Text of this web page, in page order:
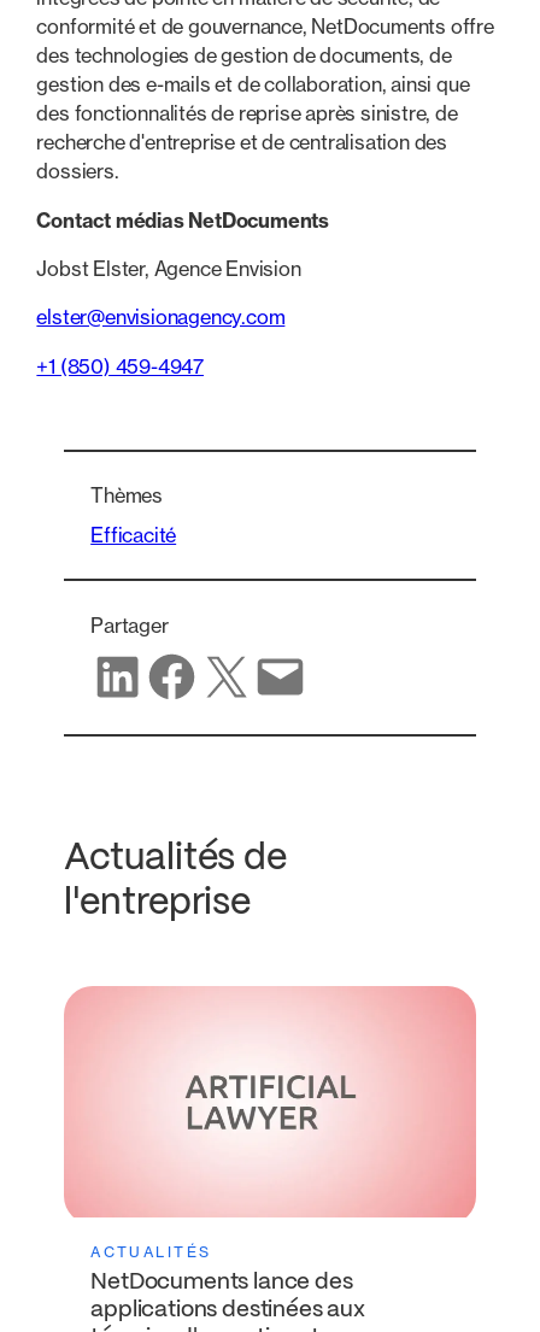
conformité et de gouvernance, NetDocuments offre
des technologies de gestion de documents, de
gestion des e-mails et de collaboration, ainsi que
des fonctionnalités de reprise après sinistre, de
recherche d'entreprise et de centralisation des
dossiers.
Contact médias NetDocuments
Jobst Elster, Agence Envision
elster@envisionagency.com
+1 (850) 459-4947
Thèmes
Efficacité
Partager
Partager sur LinkedIn
Partager sur Facebook
Partager sur X Partager par e-mail
Actualités de
l'entreprise
ACTUALITÉS
NetDocuments lance des
applications destinées aux